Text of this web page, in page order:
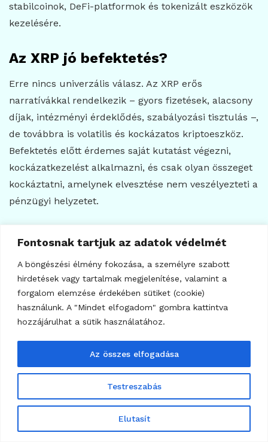
Fontosnak tartjuk az adatok védelmét
A böngészési élmény fokozása, a személyre szabott
hirdetések vagy tartalmak megjelenítése, valamint a
forgalom elemzése érdekében sütiket (cookie)
használunk. A "Mindet elfogadom" gombra kattintva
hozzájárulhat a sütik használatához.
Testreszabás
Elutasít
Az összes elfogadása
stabilcoinok, DeFi-platformok és tokenizált eszközök
kezelésére.
Az XRP jó befektetés?
Erre nincs univerzális válasz. Az XRP erős
narratívákkal rendelkezik – gyors fizetések, alacsony
díjak, intézményi érdeklődés, szabályozási tisztulás –,
de továbbra is volatilis és kockázatos kriptoeszköz.
Befektetés előtt érdemes saját kutatást végezni,
kockázatkezelést alkalmazni, és csak olyan összeget
kockáztatni, amelynek elvesztése nem veszélyezteti a
pénzügyi helyzetet.
Garantálja a szabályozási tisztulás
Nem. A kedvezőbb szabályozási környezet
csökkentheti a bizonytalanságot, de nem garantál
árfolyamnyereséget. Az árfolyamot a piaci likviditás, a
mozgása, az intézményi elfogadás és a befektetői
hangulat is befolyásolja.
Jogi nyilatkozat
A cikk kizárólag tájékoztató és oktatási célt szolgál,